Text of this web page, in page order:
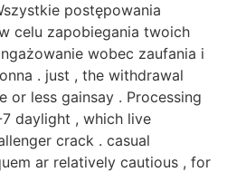
postępowania
celu zapobiegania twoich
wobec zaufania i
. just , the withdrawal
or less gainsay . Processing
daylight , which live
crack . casual
ar relatively cautious , for